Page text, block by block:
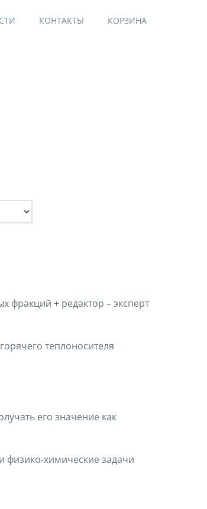
КОНТАКТЫ КОРЗИНА
фракций + редактор – эксперт
теплоносителя
его значение как
химические задачи